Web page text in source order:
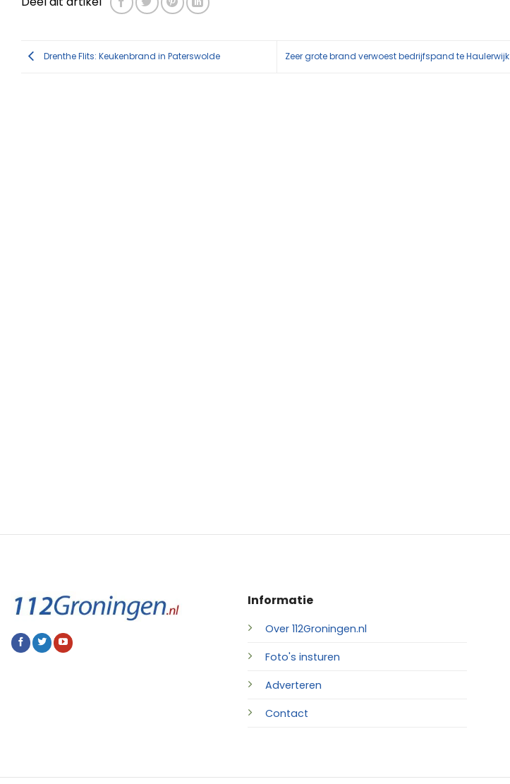
Drenthe Flits: Keukenbrand in Paterswolde Zeer grote brand verwoest bedrijfspand te Haulerwijk
Informatie
Over 112Groningen.nl
Foto's insturen
Adverteren
Contact